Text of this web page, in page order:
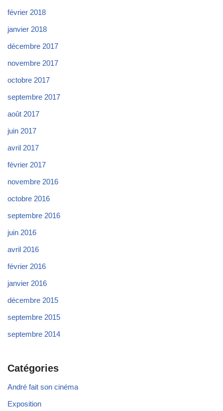
février 2018
janvier 2018
décembre 2017
novembre 2017
octobre 2017
septembre 2017
août 2017
juin 2017
avril 2017
février 2017
novembre 2016
octobre 2016
septembre 2016
juin 2016
avril 2016
février 2016
janvier 2016
décembre 2015
septembre 2015
septembre 2014
Catégories
André fait son cinéma
Exposition